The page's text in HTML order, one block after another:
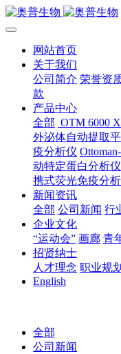
网站首页
关于我们
公司简介 荣誉资
款
产品中心
全部 OTM 6000
外泌体自动提取
疫分析仪
动特定蛋白分析仪
携式荧光免疫分
新闻资讯
全部 公司新闻 行
企业文化
“运动会” 画廊 青
招贤纳士
人才理念 职业规划
English
全部
公司新闻